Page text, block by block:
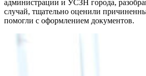
администрации и УСЗН города,
случай, тщательно оценили
помогли с оформлением документов.